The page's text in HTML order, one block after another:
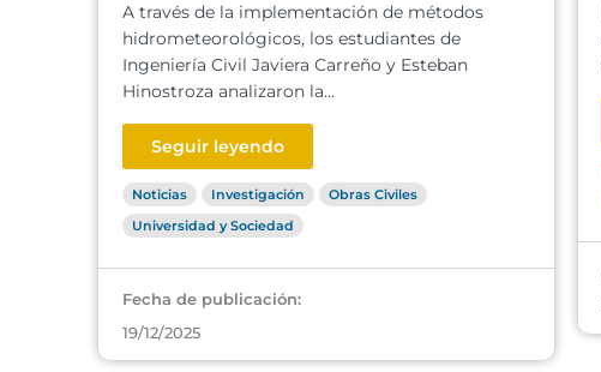
A través de la implementación de métodos
hidrometeorológicos, los estudiantes de
Ingeniería Civil Javiera Carreño y Esteban
Hinostroza analizaron la...
Seguir leyendo
Noticias Investigación
Obras Civiles
Universidad y Sociedad
Fecha de publicación:
19/12/2025